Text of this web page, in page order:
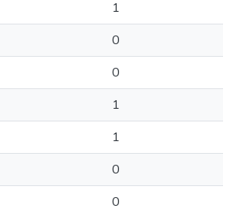
1
0
0
1
1
0
0